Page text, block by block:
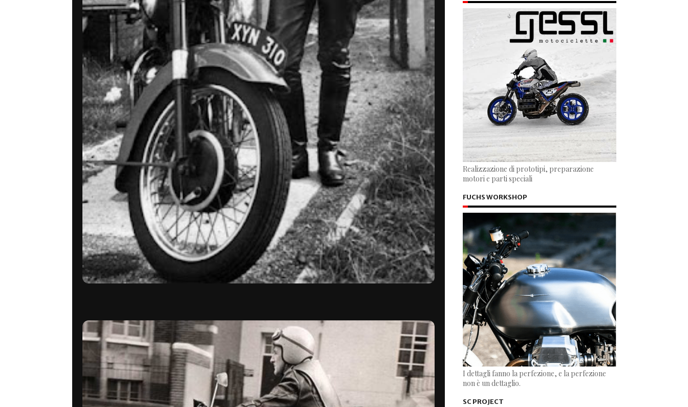
Realizzazione di prototipi, preparazione
motori e parti speciali
FUCHS WORKSHOP
I dettagli fanno la perfezione, e la perfezione
non è un dettaglio.
SC PROJECT